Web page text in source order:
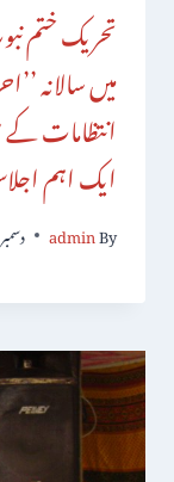
میں سالانہ
انتظامات کے
ایک اہم
By
admin دسمبر 22,